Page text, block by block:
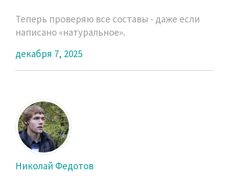
Теперь проверяю все составы - даже если
написано «натуральное».
декабря 7, 2025
Николай Федотов